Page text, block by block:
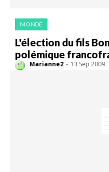
MONDE
L'élection du fils
polémique
Marianne2 - 13 Sep 2009